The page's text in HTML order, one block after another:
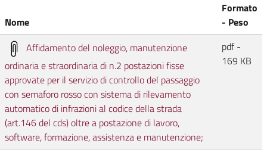
Nome
Formato
- Peso
Affidamento del noleggio, manutenzione
ordinaria e straordinaria di n.2 postazioni fisse
approvate per il servizio di controllo del passaggio
con semaforo rosso con sistema di rilevamento
automatico di infrazioni al codice della strada
(art.146 del cds) oltre a postazione di lavoro,
software, formazione, assistenza e manutenzione;
pdf -
169 KB